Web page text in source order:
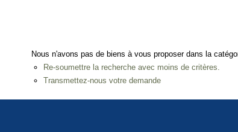
Nous n'avons pas de biens à vous proposer dans la
Re-soumettre la recherche avec moins de critères.
Transmettez-nous votre demande